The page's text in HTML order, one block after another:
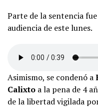
Parte de la sentencia
audiencia de este lunes.
Asimismo, se condenó a
Calixto a la pena de 4
de la libertad vigilada